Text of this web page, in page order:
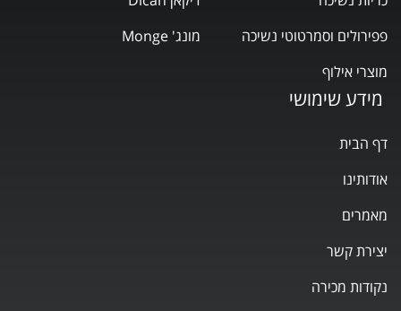
מידע שימושי
דף הבית
אודותינו
מאמרים
יצירת קשר
נקודות מכירה
מונג' Monge
פפירולים וסמרטוטי נשיכה
מוצרי אילוף